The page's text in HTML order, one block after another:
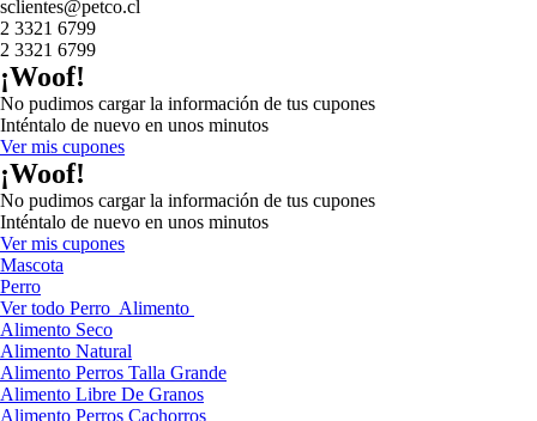
sclientes@petco.cl
2 3321 6799
2 3321 6799
¡Woof!
No pudimos cargar la información de tus cupones
Inténtalo de nuevo en unos minutos
Ver mis cupones
¡Woof!
No pudimos cargar la información de tus cupones
Inténtalo de nuevo en unos minutos
Ver mis cupones
Mascota
Perro
Ver todo Perro Alimento
Alimento Seco
Alimento Natural
Alimento Perros Talla Grande
Alimento Libre De Granos
Alimento Perros Cachorros